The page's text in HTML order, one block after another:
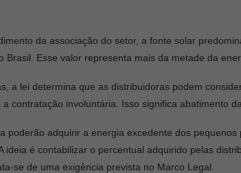
da associação do setor, a fonte solar
Brasil. Esse valor representa mais da metade da
a lei determina que as distribuidoras podem
contratação involuntária. Isso significa abatimento
poderão adquirir a energia excedente dos
ideia é contabilizar o percentual adquirido pelas
se de uma exigência prevista no Marco Legal.